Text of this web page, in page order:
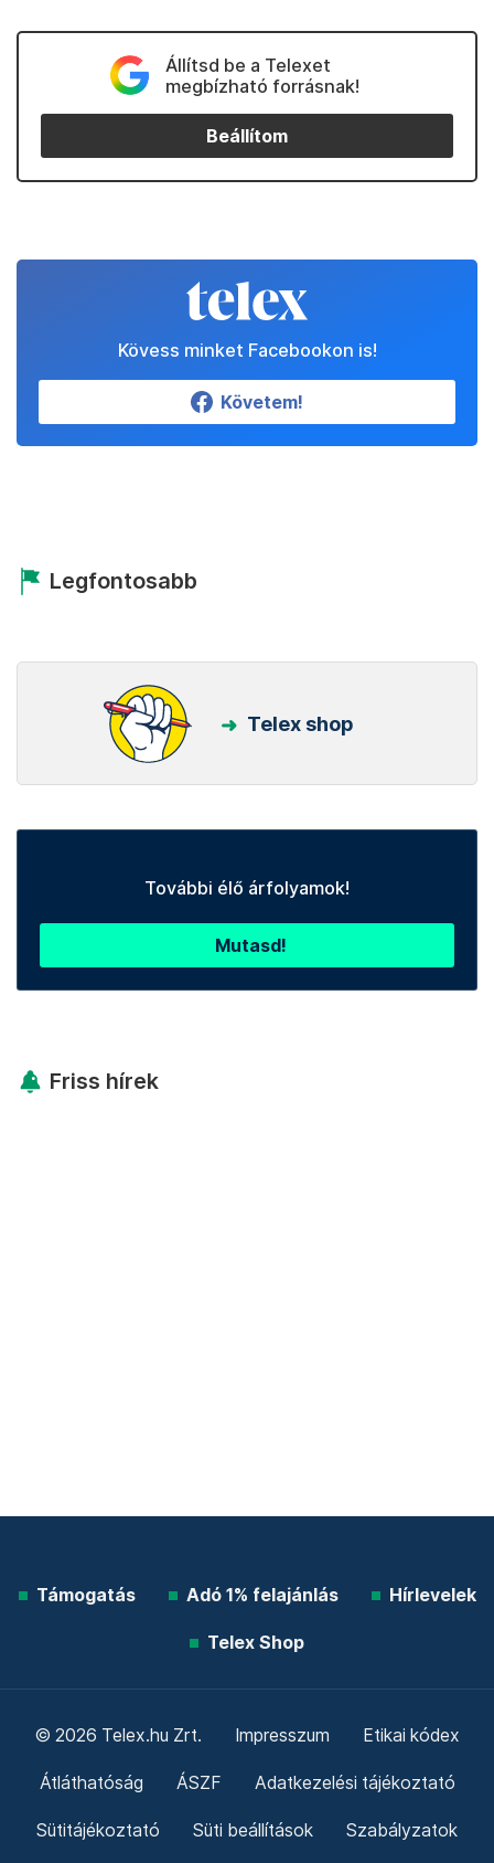
Állítsd be a Telexet
megbízható forrásnak!
Beállítom
Kövess minket Facebookon is!
Követem!
Legfontosabb
Telex shop
További élő árfolyamok!
Mutasd!
Friss hírek
Támogatás Adó 1% felajánlás Hírlevelek
Telex Shop
© 2026 Telex.hu Zrt. Impresszum Etikai kódex
Átláthatóság ÁSZF Adatkezelési tájékoztató
Sütitájékoztató Süti beállítások Szabályzatok